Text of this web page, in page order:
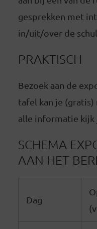
gesprekken met
in/uit/over de
PRAKTISCH
Bezoek aan de
tafel kan je
alle informatie kijk
SCHEMA
AAN HET
Dag